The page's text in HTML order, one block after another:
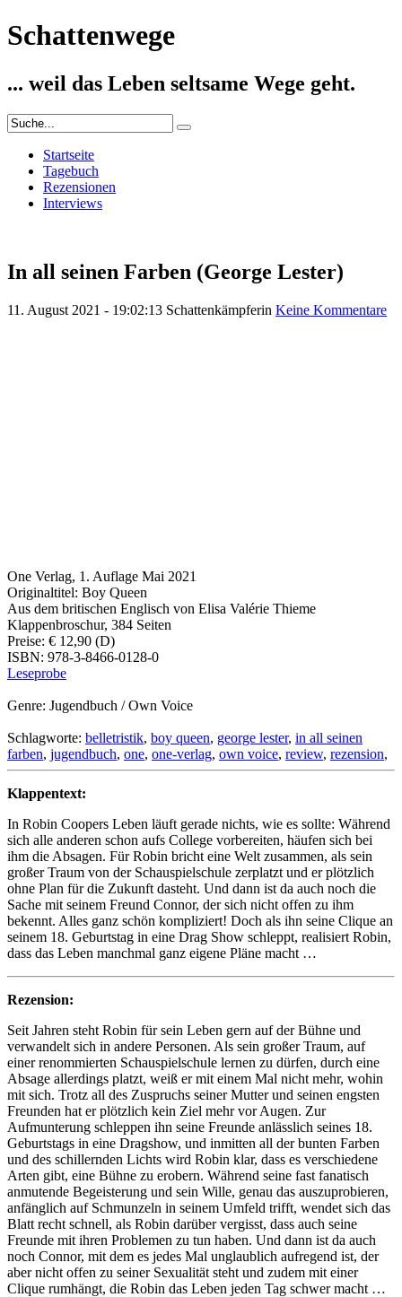
Schattenwege
... weil das Leben seltsame Wege geht.
Startseite
Tagebuch
Rezensionen
Interviews
In all seinen Farben (George Lester)
11. August 2021 - 19:02:13 Schattenkämpferin Keine Kommentare
One Verlag, 1. Auflage Mai 2021
Originaltitel: Boy Queen
Aus dem britischen Englisch von Elisa Valérie Thieme
Klappenbroschur, 384 Seiten
Preise: € 12,90 (D)
ISBN: 978-3-8466-0128-0
Leseprobe
Genre: Jugendbuch / Own Voice
Schlagworte: belletristik, boy queen, george lester, in all seinen
farben, jugendbuch, one, one-verlag, own voice, review, rezension,
Klappentext:
In Robin Coopers Leben läuft gerade nichts, wie es sollte: Während
sich alle anderen schon aufs College vorbereiten, häufen sich bei
ihm die Absagen. Für Robin bricht eine Welt zusammen, als sein
großer Traum von der Schauspielschule zerplatzt und er plötzlich
ohne Plan für die Zukunft dasteht. Und dann ist da auch noch die
Sache mit seinem Freund Connor, der sich nicht offen zu ihm
bekennt. Alles ganz schön kompliziert! Doch als ihn seine Clique an
seinem 18. Geburtstag in eine Drag Show schleppt, realisiert Robin,
dass das Leben manchmal ganz eigene Pläne macht …
Rezension:
Seit Jahren steht Robin für sein Leben gern auf der Bühne und
verwandelt sich in andere Personen. Als sein großer Traum, auf
einer renommierten Schauspielschule lernen zu dürfen, durch eine
Absage allerdings platzt, weiß er mit einem Mal nicht mehr, wohin
mit sich. Trotz all des Zuspruchs seiner Mutter und seinen engsten
Freunden hat er plötzlich kein Ziel mehr vor Augen. Zur
Aufmunterung schleppen ihn seine Freunde anlässlich seines 18.
Geburtstags in eine Dragshow, und inmitten all der bunten Farben
und des schillernden Lichts wird Robin klar, dass es verschiedene
Arten gibt, eine Bühne zu erobern. Während seine fast fanatisch
anmutende Begeisterung und sein Wille, genau das auszuprobieren,
anfänglich auf Schmunzeln in seinem Umfeld trifft, wendet sich das
Blatt recht schnell, als Robin darüber vergisst, dass auch seine
Freunde mit ihren Problemen zu tun haben. Und dann ist da auch
noch Connor, mit dem es jedes Mal unglaublich aufregend ist, der
aber nicht offen zu seiner Sexualität steht und zudem mit einer
Clique rumhängt, die Robin das Leben jeden Tag schwer macht …